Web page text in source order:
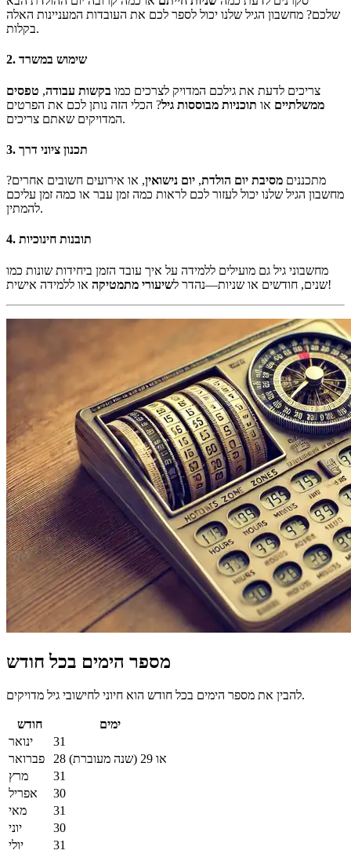
שלכם? מחשבון הגיל שלנו יכול לספר לכם את העובדות המעניינות האלה
בקלות.
2. שימוש במשרד
צריכים לדעת את גילכם המדויק לצרכים כמו בקשות עבודה, טפסים
ממשלתיים או תוכניות מבוססות גיל? הכלי הזה נותן לכם את הפרטים
המדויקים שאתם צריכים.
3. תכנון ציוני דרך
מתכננים מסיבת יום הולדת, יום נישואין, או אירועים חשובים אחרים?
מחשבון הגיל שלנו יכול לעזור לכם לראות כמה זמן עבר או כמה זמן עליכם
להמתין.
4. תובנות חינוכיות
מחשבוני גיל גם מועילים ללמידה על איך עובד הזמן ביחידות שונות כמו
שנים, חודשים או שניות—נהדר לשיעורי מתמטיקה או ללמידה אישית!
מספר הימים בכל חודש
להבין את מספר הימים בכל חודש הוא חיוני לחישובי גיל מדויקים.
חודש
ימים
ינואר
31
פברואר
28 או 29 (שנה מעוברת)
מרץ
31
אפריל
30
מאי
31
יוני
30
יולי
31